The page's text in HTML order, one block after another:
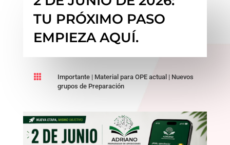
TU PRÓXIMO PASO
EMPIEZA AQUÍ.
 Importante| Material para OPE actual | Nuevos
grupos de Preparación